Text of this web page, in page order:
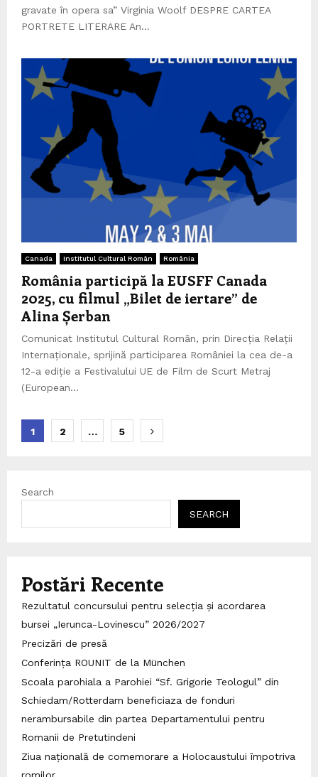
gravate în opera sa” Virginia Woolf DESPRE CARTEA
PORTRETE LITERARE An...
Canada Institutul Cultural Român România
România participă la EUSFF Canada
2025, cu filmul „Bilet de iertare” de
Alina Șerban
Comunicat Institutul Cultural Român, prin Direcția Relații
Internaționale, sprijină participarea României la cea de-a
12-a ediție a Festivalului UE de Film de Scurt Metraj
(European...
Posts
1 2 … 5
Search
SEARCH
Postări Recente
Rezultatul concursului pentru selecția și acordarea
bursei „Ierunca-Lovinescu” 2026/2027
Precizări de presă
Conferința ROUNIT de la München
Scoala parohiala a Parohiei “Sf. Grigorie Teologul” din
Schiedam/Rotterdam beneficiaza de fonduri
nerambursabile din partea Departamentului pentru
Romanii de Pretutindeni
Ziua națională de comemorare a Holocaustului împotriva
romilor